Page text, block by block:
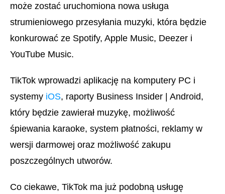
może zostać uruchomiona nowa usługa
strumieniowego przesyłania muzyki, która będzie
konkurować ze Spotify, Apple Music, Deezer i
YouTube Music.
TikTok wprowadzi aplikację na komputery PC i
systemy iOS, raporty Business Insider | Android,
który będzie zawierał muzykę, możliwość
śpiewania karaoke, system płatności, reklamy w
wersji darmowej oraz możliwość zakupu
poszczególnych utworów.
Co ciekawe, TikTok ma już podobną usługę